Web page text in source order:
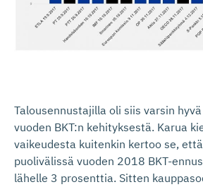
Talousennustajilla oli siis varsin
vuoden BKT:n kehityksestä. Karua
vaikeudesta kuitenkin kertoo se,
puolivälissä vuoden 2018 BKT-
lähelle 3 prosenttia. Sitten